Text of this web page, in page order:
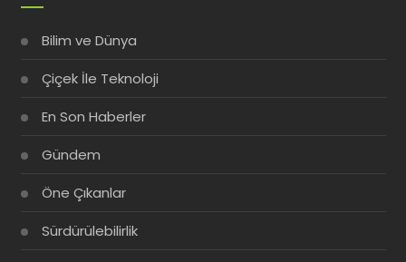
Bilim ve Dünya
Çiçek İle Teknoloji
En Son Haberler
Gündem
Öne Çıkanlar
Sürdürülebilirlik